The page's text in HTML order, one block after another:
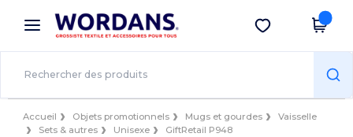
× Appli Wordans
Meilleurs prix sur l’app !
Obtenir l'appli
Accueil Objets promotionnels Mugs et gourdes
Vaisselle
Sets & autres
Unisexe GiftRetail P948